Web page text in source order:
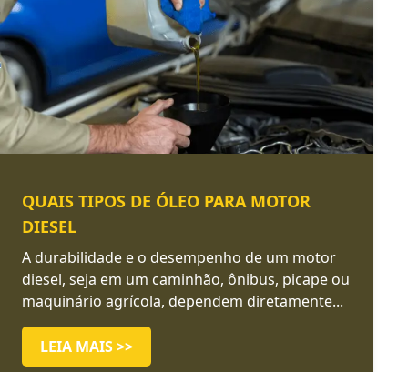
QUAIS TIPOS DE ÓLEO PARA MOTOR
DIESEL
A durabilidade e o desempenho de um motor
diesel, seja em um caminhão, ônibus, picape ou
maquinário agrícola, dependem diretamente...
LEIA MAIS >>